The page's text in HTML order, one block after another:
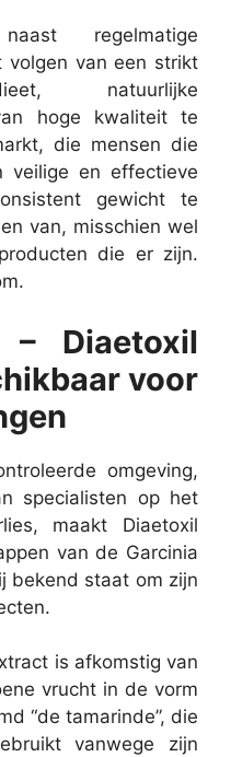
regelmatige
volgen van een strikt
natuurlijke
hoge kwaliteit te
die mensen die
veilige en effectieve
gewicht te
van, misschien wel
die er zijn.
– Diaetoxil
voor
omgeving,
specialisten op het
maakt Diaetoxil
van de Garcinia
bekend staat om zijn
is afkomstig van
vrucht in de vorm
“de tamarinde”, die
vanwege zijn